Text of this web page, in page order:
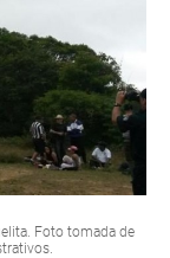
Foto tomada de